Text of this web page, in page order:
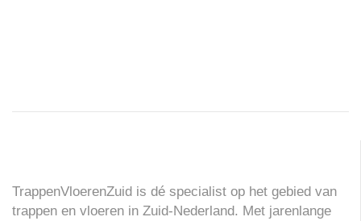
TrappenVloerenZuid is dé specialist op het gebied van
trappen en vloeren in Zuid-Nederland. Met jarenlange